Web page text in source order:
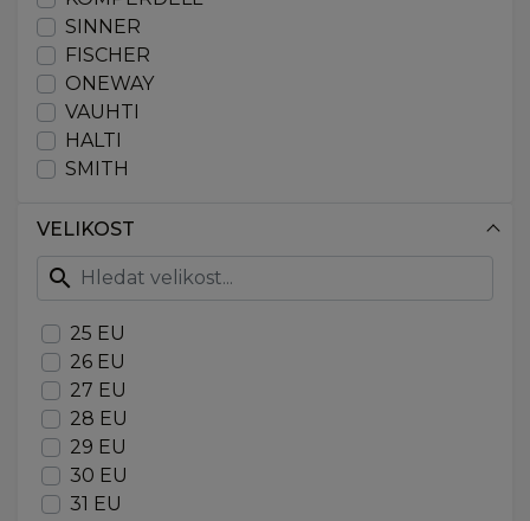
SINNER
FISCHER
ONEWAY
VAUHTI
HALTI
SMITH
VELIKOST
search
25 EU
26 EU
27 EU
28 EU
29 EU
30 EU
31 EU